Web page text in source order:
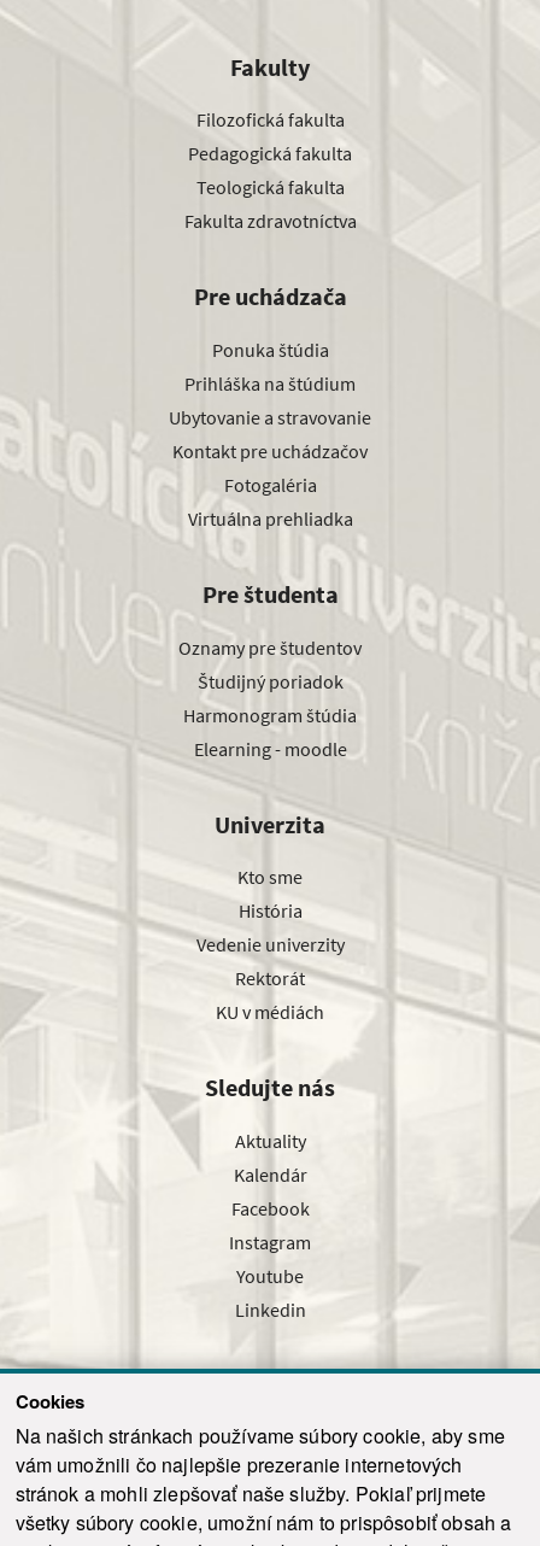
Cookies
Na našich stránkach používame súbory cookie, aby sme
vám umožnili čo najlepšie prezeranie internetových
stránok a mohli zlepšovať naše služby. Pokiaľ prijmete
všetky súbory cookie, umožní nám to prispôsobiť obsah a
Fakulty
Filozofická fakulta
Pedagogická fakulta
Teologická fakulta
Fakulta zdravotníctva
Pre uchádzača
Ponuka štúdia
Prihláška na štúdium
Ubytovanie a stravovanie
Kontakt pre uchádzačov
Fotogaléria
Virtuálna prehliadka
Pre študenta
Oznamy pre študentov
Študijný poriadok
Harmonogram štúdia
Elearning - moodle
Univerzita
Kto sme
História
Vedenie univerzity
Rektorát
KU v médiách
Sledujte nás
Aktuality
Kalendár
Facebook
Instagram
Youtube
Linkedin